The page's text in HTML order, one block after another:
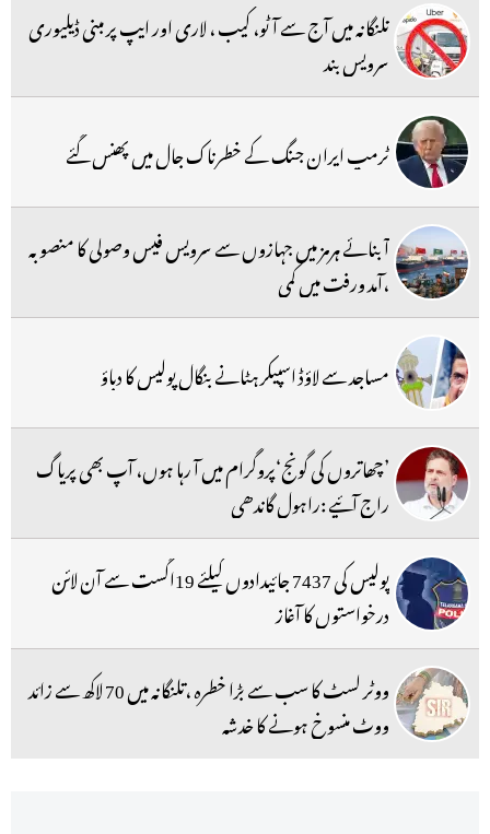
تلنگانہ میں آج سے آٹو، کیب ، لاری اور ایپ پر مبنی ڈیلیوری
سرویس بند
ٹرمپ ایران جنگ کے خطرناک جال میں پھنس گئے
آبنائے ہرمز میں جہازوں سے سرویس فیس وصولی کا منصوبہ
،آمد ورفت میں کمی
مساجد سے لاؤڈ اسپیکر ہٹانے بنگال پولیس کا دباؤ
’چھاتروں کی گونج‘پروگرام میں آ رہا ہوں، آپ بھی پریاگ
راج آئیے :راہول گاندھی
پولیس کی 7437 جائیدادوں کیلئے 19اگست سے آن لائن
درخواستوں کا آغاز
ووٹر لسٹ کا سب سے بڑا خطرہ ،تلنگانہ میں 70 لاکھ سے زائد
ووٹ منسوخ ہونے کا خدشہ